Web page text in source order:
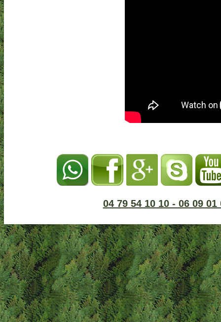
04 79 54 10 10 - 06 09